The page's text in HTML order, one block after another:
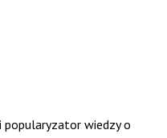
popularyzator wiedzy o